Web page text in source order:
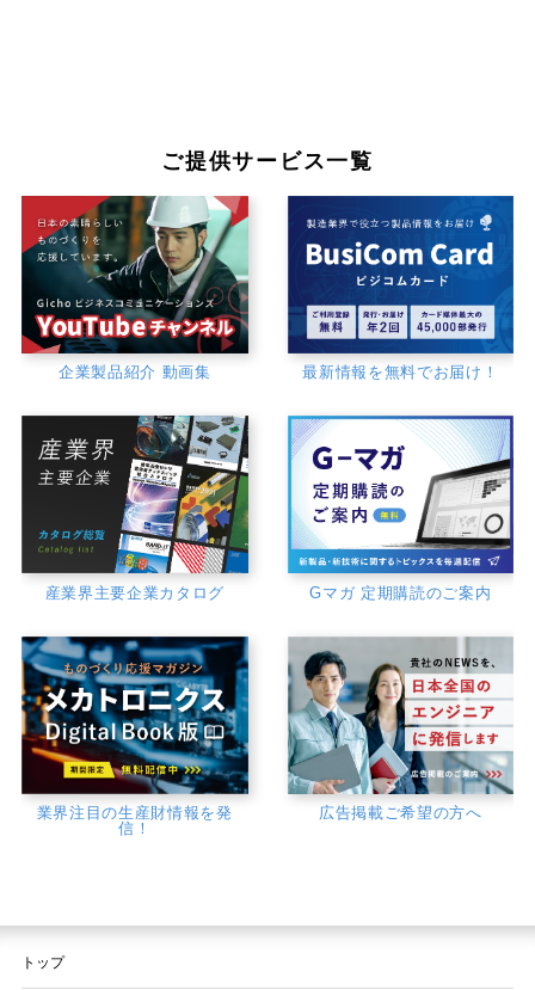
ご提供サービス一覧
企業製品紹介 動画集 最新情報を無料でお届け！
産業界主要企業カタログ Gマガ 定期購読のご案内
業界注目の生産財情報を発
信！
広告掲載ご希望の方へ
トップ